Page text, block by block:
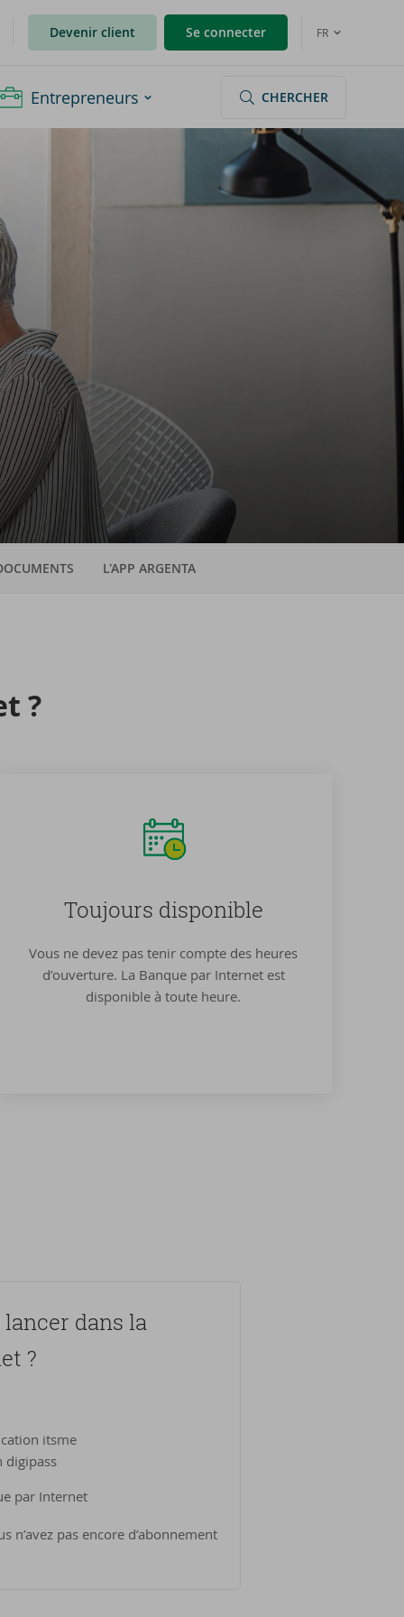
Devenir client Se connecter FR
Entrepreneurs CHERCHER
L'APP ARGENTA
?
Tou­jours dis­po­nible
Vous ne devez pas tenir compte des heures
d’ouverture. La Banque par Internet est
disponible à toute heure.
dans la
?
itsme
digipass
par Internet
n’avez pas encore d’abonnement